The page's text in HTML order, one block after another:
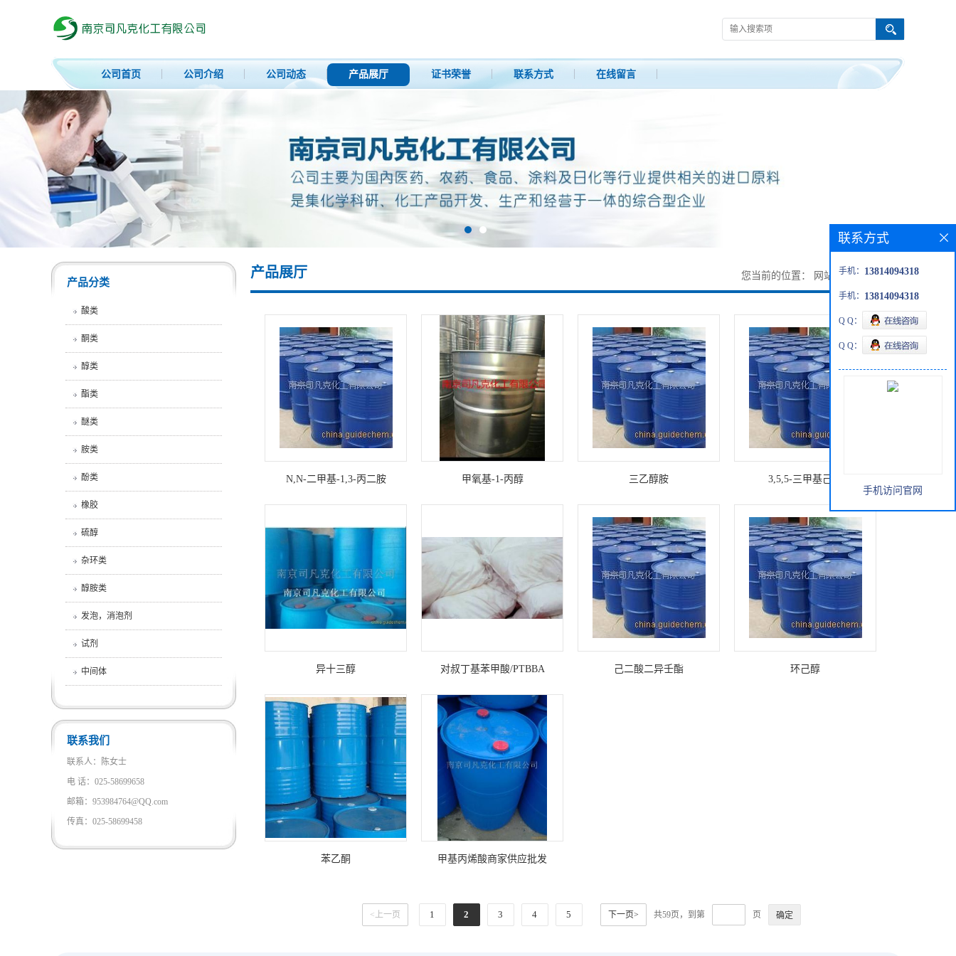
公司首页 公司介绍 公司动态 产品展厅 证书荣誉 联系方式 在线留言
产品分类
酸类
酮类
醇类
酯类
醚类
胺类
酚类
橡胶
硫醇
杂环类
醇胺类
发泡，消泡剂
试剂
中间体
联系我们
联系人：陈女士
电 话：025-58699658
邮箱：953984764@QQ.com
传真：025-58699458
产品展厅 您当前的位置： 网站首页> 产品展厅
N,N-二甲基-1,3-丙二胺 甲氧基-1-丙醇 三乙醇胺 3,5,5-三甲基己酸
异十三醇 对叔丁基苯甲酸/PTBBA 己二酸二异壬酯 环己醇
苯乙酮 甲基丙烯酸商家供应批发
<上一页 1 2 3 4 5 下一页> 共59页，到第 页
联系方式
手机： 13814094318
手机： 13814094318
Q Q：
Q Q：
手机访问官网